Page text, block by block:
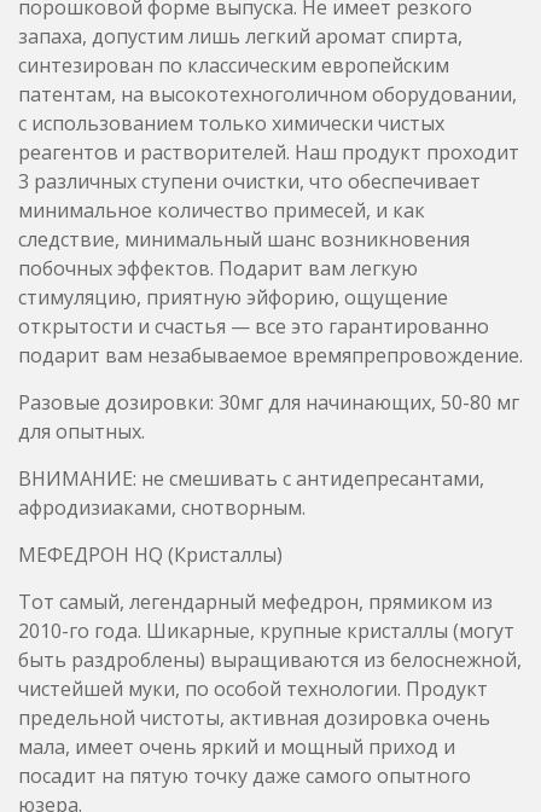
3 различных ступени очистки, что обеспечивает
минимальное количество примесей, и как
следствие, минимальный шанс возникновения
побочных эффектов. Подарит вам легкую
стимуляцию, приятную эйфорию, ощущение
открытости и счастья — все это гарантированно
подарит вам незабываемое времяпрепровождение.
Разовые дозировки: 30мг для начинающих, 50-80 мг
для опытных.
ВНИМАНИЕ: не смешивать с антидепресантами,
афродизиаками, снотворным.
МЕФЕДРОН HQ (Кристаллы)
Тот самый, легендарный мефедрон, прямиком из
2010-го года. Шикарные, крупные кристаллы (могут
быть раздроблены) выращиваются из белоснежной,
предельной чистоты, активная дозировка очень
мала, имеет очень яркий и мощный приход и
посадит на пятую точку даже самого опытного
юзера.
Разовые дозировки: 15-20мг для начинающих, 30-40
мг для опытных.
ВНИМАНИЕ: не смешивать с антидепресантами,
афродизиаками, снотворным.